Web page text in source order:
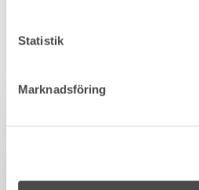
Statistik
Marknadsföring